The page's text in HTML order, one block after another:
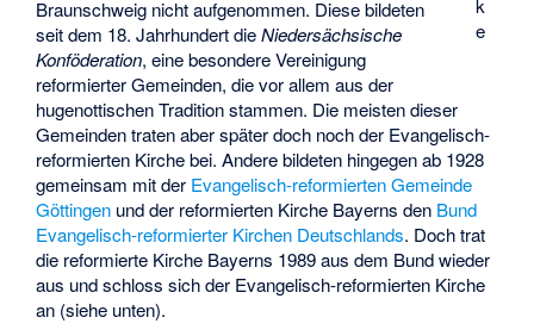
k
e
Braunschweig nicht aufgenommen. Diese bildeten
seit dem 18. Jahrhundert dieNiedersächsische
Konföderation, eine besondere Vereinigung
reformierter Gemeinden, die vor allem aus der
hugenottischen Tradition stammen. Die meisten dieser
Gemeinden traten aber später doch noch der Evangelisch-
reformierten Kirche bei. Andere bildeten hingegen ab 1928
gemeinsam mit der Evangelisch-reformierten Gemeinde
Göttingen und der reformierten Kirche Bayerns den Bund
Evangelisch-reformierter Kirchen Deutschlands. Doch trat
die reformierte Kirche Bayerns 1989 aus dem Bund wieder
aus und schloss sich der Evangelisch-reformierten Kirche
an (siehe unten).